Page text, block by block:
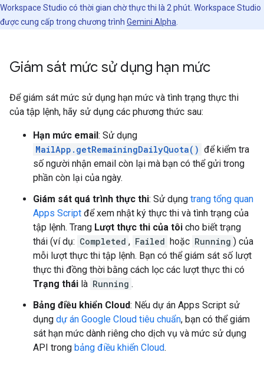
Workspace Studio có thời gian chờ thực thi là 2 phút. Workspace Studio
được cung cấp trong chương trình Gemini Alpha
Giám sát mức sử dụng hạn mức
Để giám sát mức sử dụng hạn mức và tình trạng thực thi
của tập lệnh, hãy sử dụng các phương thức sau:
Hạn mức email: Sử dụng
MailApp.getRemainingDailyQuota() để kiểm tra
số người nhận email còn lại mà bạn có thể gửi trong
phần còn lại của ngày.
Giám sát quá trình thực thi: Sử dụng trang tổng quan
Apps Script để xem nhật ký thực thi và tình trạng của
tập lệnh. Trang Lượt thực thi của tôi cho biết trạng
thái (ví dụ: Completed , Failed hoặc Running ) của
mỗi lượt thực thi tập lệnh. Bạn có thể giám sát số lượt
thực thi đồng thời bằng cách lọc các lượt thực thi có
Trạng thái là Running .
Bảng điều khiển Cloud: Nếu dự án Apps Script sử
dụng dự án Google Cloud tiêu chuẩn, bạn có thể giám
sát hạn mức dành riêng cho dịch vụ và mức sử dụng
API trong bảng điều khiển Cloud.